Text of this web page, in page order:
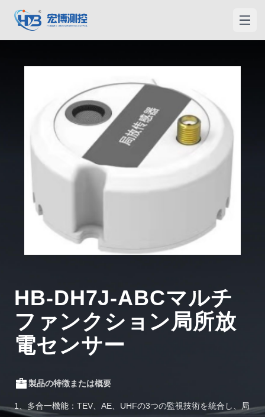
宏博測控
メニ
HB-DH7J-ABCマルチ
ファンクション局所放
電センサー
製品の特徴または概要
1、多合一機能：TEV、AE、UHFの3つの監視技術を統合し、局